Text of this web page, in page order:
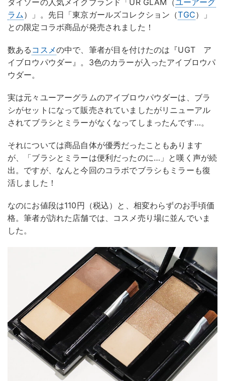
ダイソーの人気メイクブランド「UR GLAM（ユーアーグ
ラム）」。先日「東京ガールズコレクション（TGC）」
との限定コラボ商品が発売されました！
数ある コスメの中で、筆者が目を付けたのは『UGT ア
イブロウパウダー』。3色のカラーが入ったアイブロウパ
ウダー。
実は元々ユーアーグラムのアイブロウパウダーは、ブラ
シがセットになって販売されていましたがリニューアル
されてブラシとミラーがなくなってしまったんです…。
それについては商品自体が優秀だったこともあります
が、「ブラシとミラーは便利だったのに…」と嘆く声が続
出。ですが、なんと今回のコラボでブラシもミラーも復
活しました！
なのにお値段は110円（税込）と、相変わらずのお手頃価
格。筆者が訪れた店舗では、コスメ売り場に並んでいま
した。